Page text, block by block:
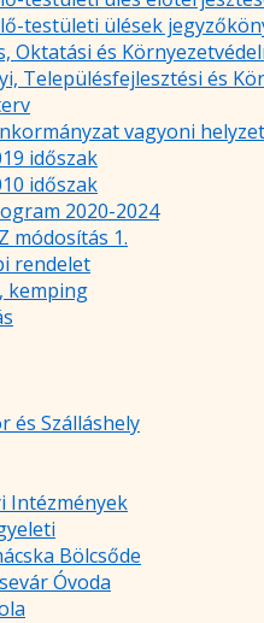
testületi ülések
Oktatási és
Településfejlesztési és
vagyoni
időszak
időszak
2020-2024
módosítás 1.
rendelet
kemping
és Szálláshely
Intézmények
Bölcsőde
Óvoda